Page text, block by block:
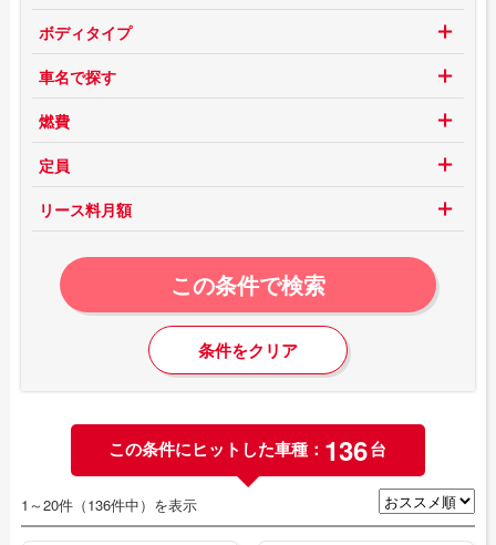
ボディタイプ
車名で探す
燃費
定員
リース料月額
この条件で検索
条件をクリア
この条件にヒットした車種： 136台
1～20件（136件中）を表示